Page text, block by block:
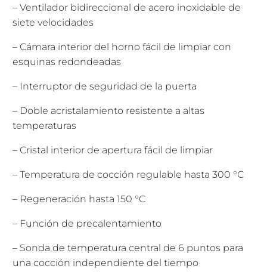
– Ventilador bidireccional de acero inoxidable de
siete velocidades
– Cámara interior del horno fácil de limpiar con
esquinas redondeadas
– Interruptor de seguridad de la puerta
– Doble acristalamiento resistente a altas
temperaturas
– Cristal interior de apertura fácil de limpiar
– Temperatura de cocción regulable hasta 300 °C
– Regeneración hasta 150 °C
– Función de precalentamiento
– Sonda de temperatura central de 6 puntos para
una cocción independiente del tiempo